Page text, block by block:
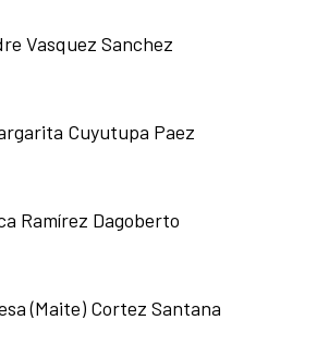
Vasquez Sanchez
Cuyutupa Paez
Ramírez Dagoberto
(Maite) Cortez Santana